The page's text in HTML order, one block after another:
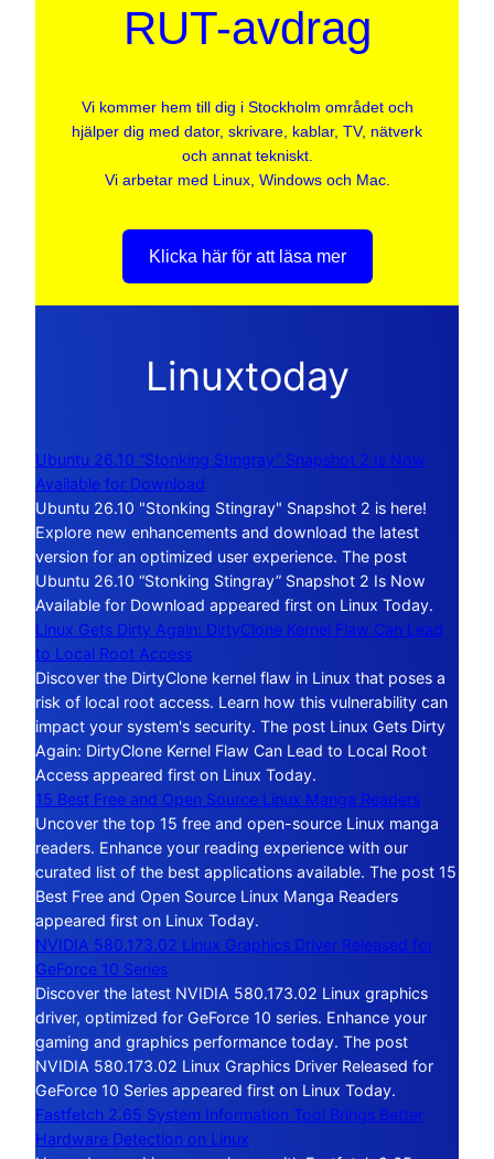
RUT-avdrag
Vi kommer hem till dig i Stockholm området och
hjälper dig med dator, skrivare, kablar, TV, nätverk
och annat tekniskt.
Vi arbetar med Linux, Windows och Mac.
Klicka här för att läsa mer
Linuxtoday
Ubuntu 26.10 “Stonking Stingray” Snapshot 2 Is Now
Available for Download
Ubuntu 26.10 "Stonking Stingray" Snapshot 2 is here!
Explore new enhancements and download the latest
version for an optimized user experience. The post
Ubuntu 26.10 “Stonking Stingray” Snapshot 2 Is Now
Available for Download appeared first on Linux Today.
Linux Gets Dirty Again: DirtyClone Kernel Flaw Can Lead
to Local Root Access
Discover the DirtyClone kernel flaw in Linux that poses a
risk of local root access. Learn how this vulnerability can
impact your system's security. The post Linux Gets Dirty
Again: DirtyClone Kernel Flaw Can Lead to Local Root
Access appeared first on Linux Today.
15 Best Free and Open Source Linux Manga Readers
Uncover the top 15 free and open-source Linux manga
readers. Enhance your reading experience with our
curated list of the best applications available. The post 15
Best Free and Open Source Linux Manga Readers
appeared first on Linux Today.
NVIDIA 580.173.02 Linux Graphics Driver Released for
GeForce 10 Series
Discover the latest NVIDIA 580.173.02 Linux graphics
driver, optimized for GeForce 10 series. Enhance your
gaming and graphics performance today. The post
NVIDIA 580.173.02 Linux Graphics Driver Released for
GeForce 10 Series appeared first on Linux Today.
Fastfetch 2.65 System Information Tool Brings Better
Hardware Detection on Linux